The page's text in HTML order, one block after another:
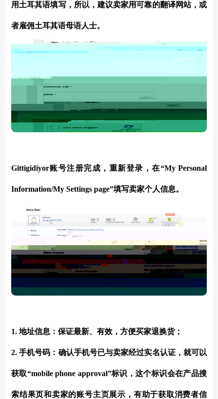
用土耳其语填写，所以，建议卖家用可靠的翻译网站，或
者雇佣土耳其语母语人士。
Gittigidiyor账号注册完成，重新登录，在“My Personal
Information/My Settings page”填写卖家个人信息。
1. 地址信息：保证最新、有效，方便买家退换货；
2. 手机号码：确认手机号已与卖家经过实名认证，就可以
获取“mobile phone approval”标识，这个标识会在产品搜
索结果页和卖家的账号主页展示，有助于获取消费者信